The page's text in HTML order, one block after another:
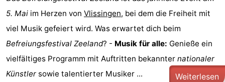
5. Mai im Herzen von Vlissingen, bei dem die Freiheit mit
viel Musik gefeiert wird. Was erwartet dich beim
Befreiungsfestival Zeeland? - Musik für alle: Genieße ein
vielfältiges Programm mit Auftritten bekannter nationaler
Künstler sowie talentierter Musiker ... Weiterlesen